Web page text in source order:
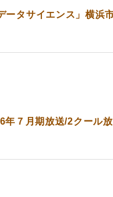
ータサイエンス」横
７月期放送/2クール